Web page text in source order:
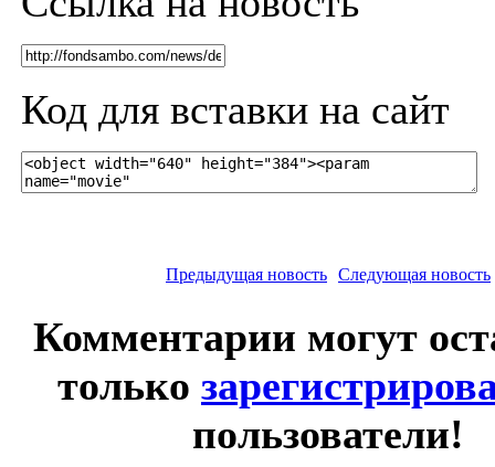
Код для вставки на сайт
Предыдущая новость Следующая новость
Комментарии могут
только
пользователи!